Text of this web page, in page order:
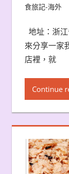
食旅記-海外
地址：浙
來分享一家
店裡，就
Continue